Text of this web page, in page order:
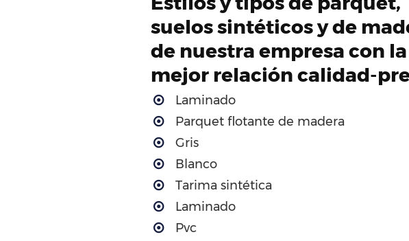
suelos sintéticos y de
de nuestra empresa con la
mejor relación calidad-
Laminado
Parquet flotante de madera
Gris
Blanco
Tarima sintética
Laminado
Pvc